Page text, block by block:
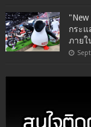
"New
กระ
ภายใ